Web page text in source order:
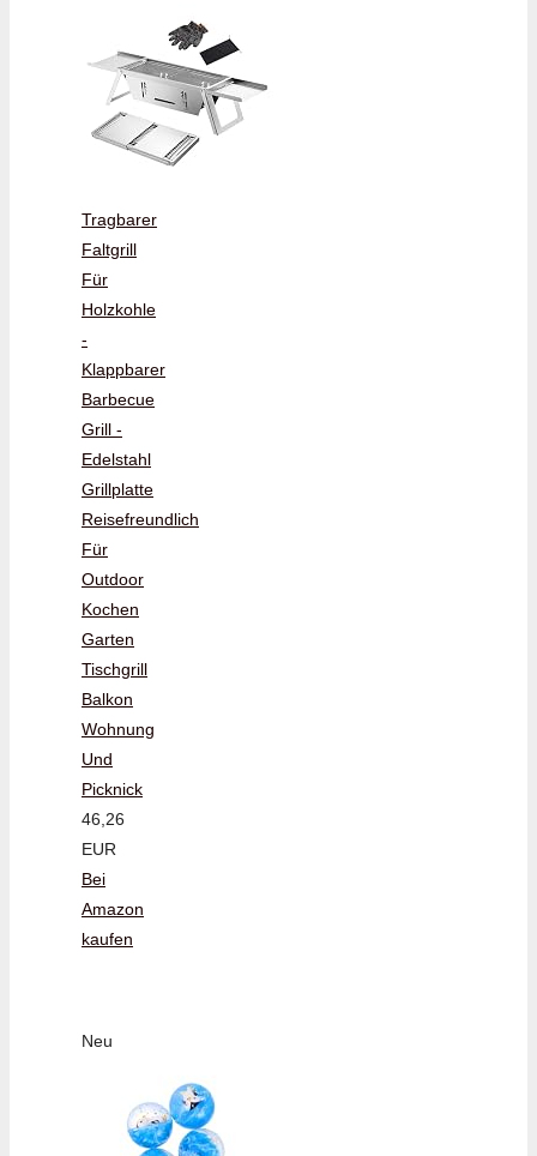
Tragbarer
Faltgrill
Für
Holzkohle
-
Klappbarer
Barbecue
Grill -
Edelstahl
Grillplatte
Reisefreundlich
Für
Outdoor
Kochen
Garten
Tischgrill
Balkon
Wohnung
Und
Picknick
46,26
EUR
Bei
Amazon
kaufen
Neu